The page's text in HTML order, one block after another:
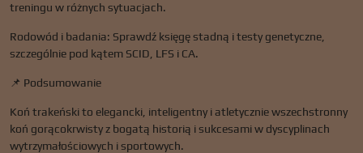
treningu w różnych sytuacjach.
Rodowód i badania: Sprawdź księgę stadną i testy genetyczne,
szczególnie pod kątem SCID, LFS i CA.
📌 Podsumowanie
Koń trakeński to elegancki, inteligentny i atletycznie wszechstronny
koń gorącokrwisty z bogatą historią i sukcesami w dyscyplinach
wytrzymałościowych i sportowych.